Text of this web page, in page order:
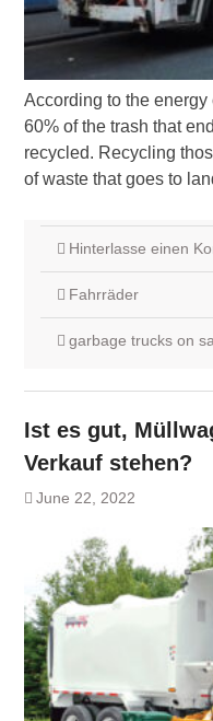
According to the
60% of the trash that
recycled. Recycling
of waste that goes to
Hinterlasse einen
Fahrräder
garbage trucks on
Ist es gut,
Verkauf stehen?
June 22, 2022